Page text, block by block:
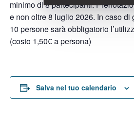
minimo di 8 partecipanti.
e non oltre 8 luglio 2026. In caso
10 persone sarà obbligatorio
(costo 1,50€ a persona)
Salva nel tuo calendario